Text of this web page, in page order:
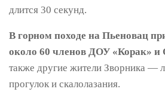
длится 30 секунд.
В горном походе на Пьеновац
около 60 членов ДОУ «Корак»
также другие жители Зворника —
прогулок и скалолазания.